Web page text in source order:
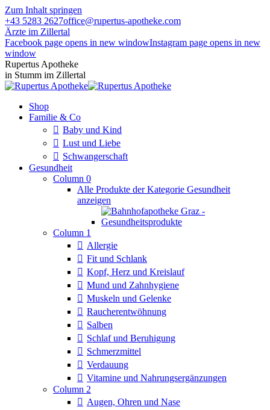
Zum Inhalt springen
+43 5283 2627office@rupertus-apotheke.com
Ärzte im Zillertal
Facebook page opens in new windowInstagram page opens in new
window
Rupertus Apotheke
in Stumm im Zillertal
Shop
Familie & Co
Baby und Kind
Lust und Liebe
Schwangerschaft
Gesundheit
Column 0
Alle Produkte der Kategorie Gesundheit
anzeigen
Column 1
Allergie
Fit und Schlank
Kopf, Herz und Kreislauf
Mund und Zahnhygiene
Muskeln und Gelenke
Raucherentwöhnung
Salben
Schlaf und Beruhigung
Schmerzmittel
Verdauung
Vitamine und Nahrungsergänzungen
Column 2
Augen, Ohren und Nase